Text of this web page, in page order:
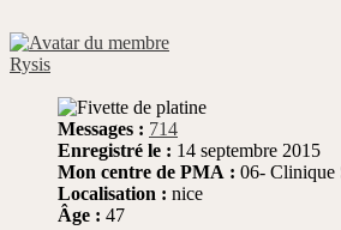
Rysis
Messages : 714
Enregistré le : 14 septembre 2015
Mon centre de PMA : 06- Clinique
Localisation : nice
Âge : 47